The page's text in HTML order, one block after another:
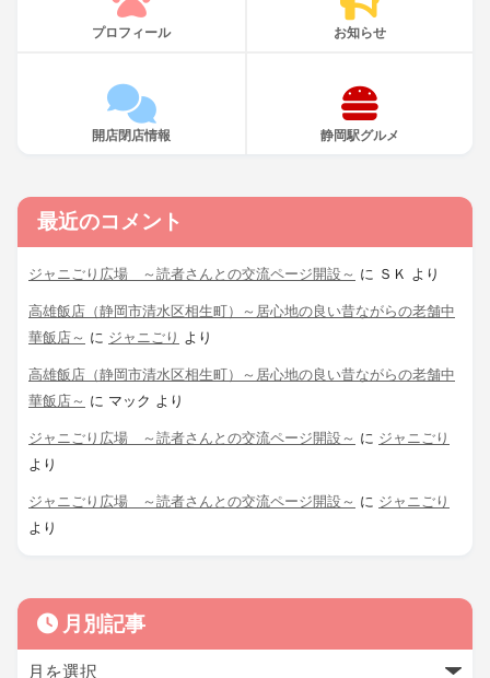
プロフィール お知らせ
開店閉店情報 静岡駅グルメ
最近のコメント
ジャニごり広場 ～読者さんとの交流ページ開設～ に ＳＫ より
高雄飯店（静岡市清水区相生町）～居心地の良い昔ながらの老舗中
華飯店～ に ジャニごり より
高雄飯店（静岡市清水区相生町）～居心地の良い昔ながらの老舗中
華飯店～ に マック より
ジャニごり広場 ～読者さんとの交流ページ開設～ に ジャニごり
より
ジャニごり広場 ～読者さんとの交流ページ開設～ に ジャニごり
より
月別記事